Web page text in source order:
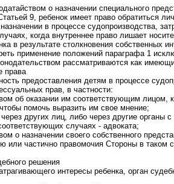
о назначении специального
9, ребенок имеет право обратиться
в процессе судопроизводства,
когда внутреннее право лишает
в результате столкновения собственных
применение положений параграфа 1
рассматриваются как
права
предоставления детям в процессе
прав, в частности:
об оказании им соответствующим лицом,
помочь выразить им свое мнение;
других лиц, либо через другие органы
случаях - адвоката;
о назначении своего собственного
или частично правомочия Стороны в таком
решения
интересы ребенка, орган